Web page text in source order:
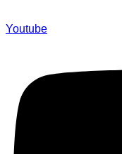
Youtube